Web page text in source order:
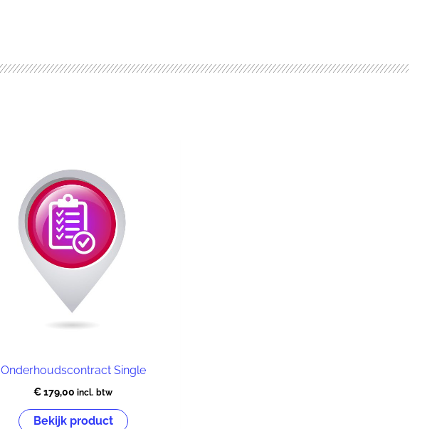
Onderhoudscontract Single
€179,00 incl. btw
Bekijk product